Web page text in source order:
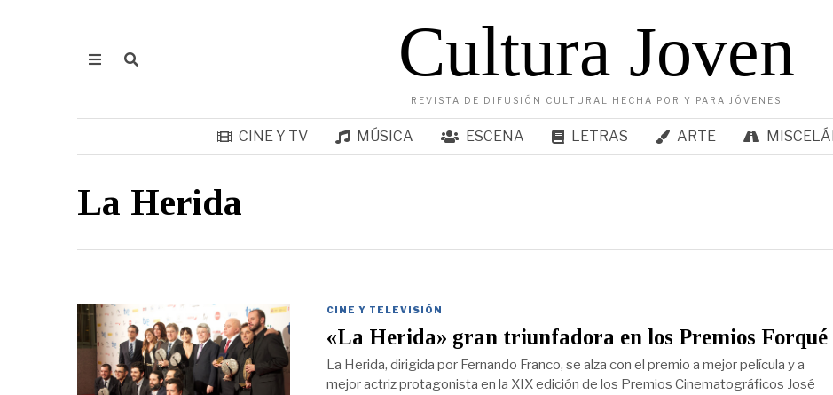
Cultura Joven
REVISTA DE DIFUSIÓN CULTURAL HECHA POR Y PARA JÓVENES
CINE Y TV MÚSICA ESCENA LETRAS ARTE
La Herida
CINE Y TELEVISIÓN
«La Herida» gran triunfadora en los Premios Forqué
La Herida, dirigida por Fernando Franco, se alza con el premio a mejor película y a
mejor actriz protagonista en la XIX edición de los Premios Cinematográficos José